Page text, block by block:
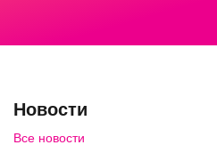
Новости
Все новости